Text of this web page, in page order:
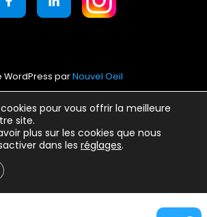
pour vous offrir la meilleure
site.
plus sur les cookies que nous
dans les réglages.
la bannière des cookies GDPR
WordPress parNouvel Oeil
Mentions légales
générales d’utilisation
de confidentialité